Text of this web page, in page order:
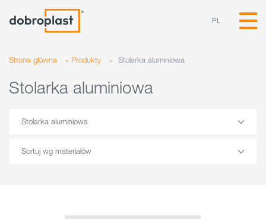
PL
Strona główna » Produkty » Stolarka aluminiowa
Stolarka aluminiowa
Stolarka aluminiowa
Sortuj wg materiałów